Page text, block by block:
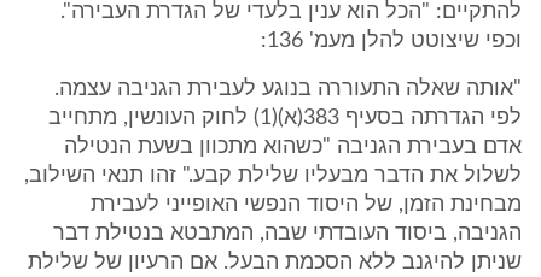
להתקיים: "הכל הוא ענין בלעדי של הגדרת העבירה".
וכפי שיצוטט להלן מעמ' 136:
"אותה שאלה התעוררה בנוגע לעבירת הגניבה עצמה.
לפי הגדרתה בסעיף 383(א)(1) לחוק העונשין, מתחייב
אדם בעבירת הגניבה "כשהוא מתכוון בשעת הנטילה
לשלול את הדבר מבעליו שלילת קבע." זהו תנאי השילוב,
מבחינת הזמן, של היסוד הנפשי האופייני לעבירת
הגניבה, ביסוד העובדתי שבה, המתבטא בנטילת דבר
שניתן להיגנב ללא הסכמת הבעל. אם הרעיון של שלילת